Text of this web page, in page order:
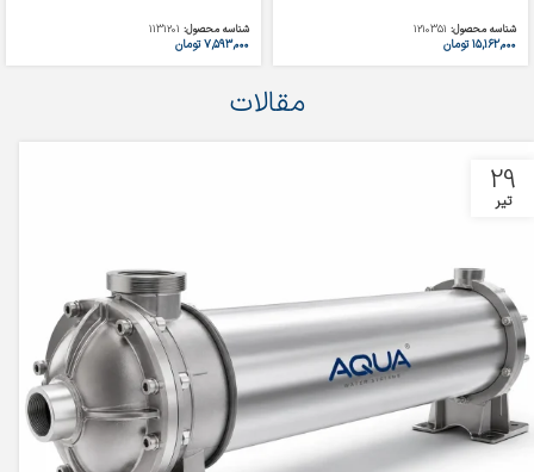
شناسه محصول: 1210351
۱۵,۱۶۲,۰۰۰ تومان
شناسه محصول: 1131201
۷,۵۹۳,۰۰۰ تومان
مقالات
29
تیر